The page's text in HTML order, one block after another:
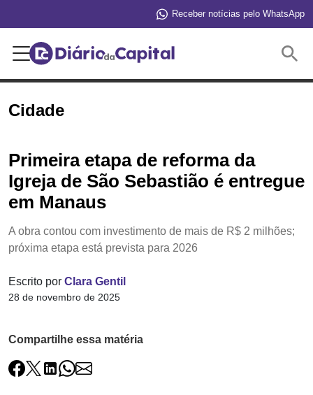
Receber notícias pelo WhatsApp
Cidade
Primeira etapa de reforma da
Igreja de São Sebastião é entregue
em Manaus
A obra contou com investimento de mais de R$ 2 milhões;
próxima etapa está prevista para 2026
Escrito por Clara Gentil
28 de novembro de 2025
Compartilhe essa matéria